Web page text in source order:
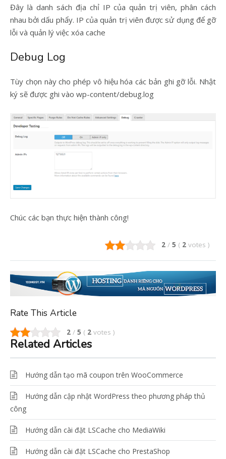
Đây là danh sách địa chỉ IP của quản trị viên, phân cách
nhau bởi dấu phẩy. IP của quản trị viên được sử dụng để gỡ
lỗi và quản lý việc xóa cache
Debug Log
Tùy chọn này cho phép vô hiệu hóa các bản ghi gỡ lỗi. Nhật
ký sẽ được ghi vào wp-content/debug.log
Chúc các bạn thực hiện thành công!
2 / 5 ( 2 votes )
Rate This Article
2 / 5 ( 2 votes )
Related Articles
Hướng dẫn tạo mã coupon trên WooCommerce
Hướng dẫn cập nhật WordPress theo phương pháp thủ
công
Hướng dẫn cài đặt LSCache cho MediaWiki
Hướng dẫn cài đặt LSCache cho PrestaShop